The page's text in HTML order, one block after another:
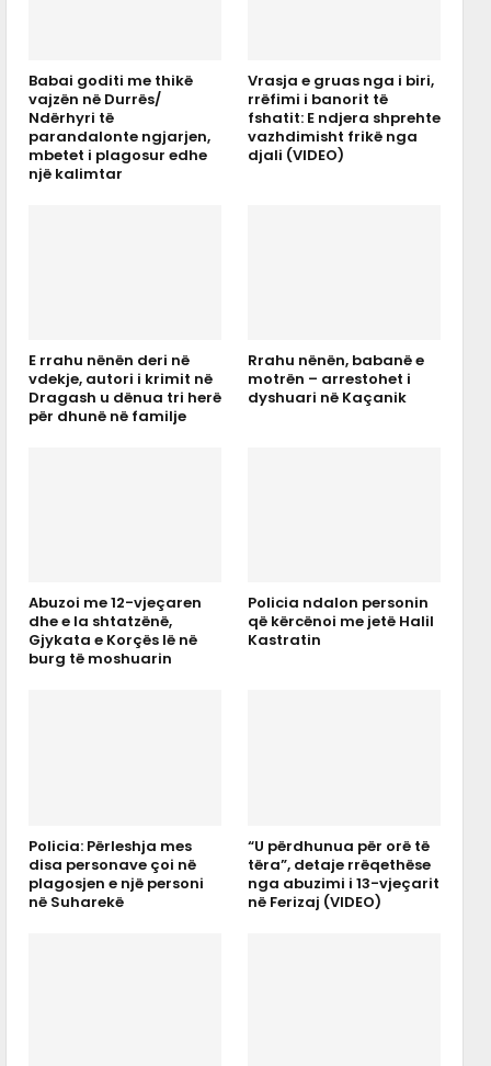
Babai goditi me thikë
vajzën në Durrës/
Ndërhyri të
parandalonte ngjarjen,
mbetet i plagosur edhe
një kalimtar
Vrasja e gruas nga i biri,
rrëfimi i banorit të
fshatit: E ndjera shprehte
vazhdimisht frikë nga
djali (VIDEO)
E rrahu nënën deri në
vdekje, autori i krimit në
Dragash u dënua tri herë
për dhunë në familje
Rrahu nënën, babanë e
motrën – arrestohet i
dyshuari në Kaçanik
Abuzoi me 12-vjeçaren
dhe e la shtatzënë,
Gjykata e Korçës lë në
burg të moshuarin
Policia ndalon personin
që kërcënoi me jetë Halil
Kastratin
Policia: Përleshja mes
disa personave çoi në
plagosjen e një personi
në Suharekë
“U përdhunua për orë të
tëra”, detaje rrëqethëse
nga abuzimi i 13-vjeçarit
në Ferizaj (VIDEO)